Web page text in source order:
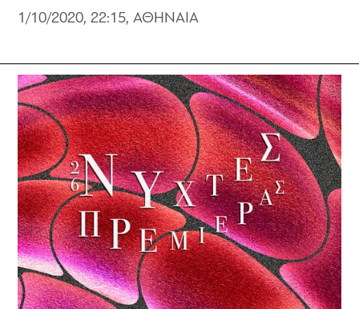
1/10/2020, 22:15, ΑΘΗΝΑΙΑ